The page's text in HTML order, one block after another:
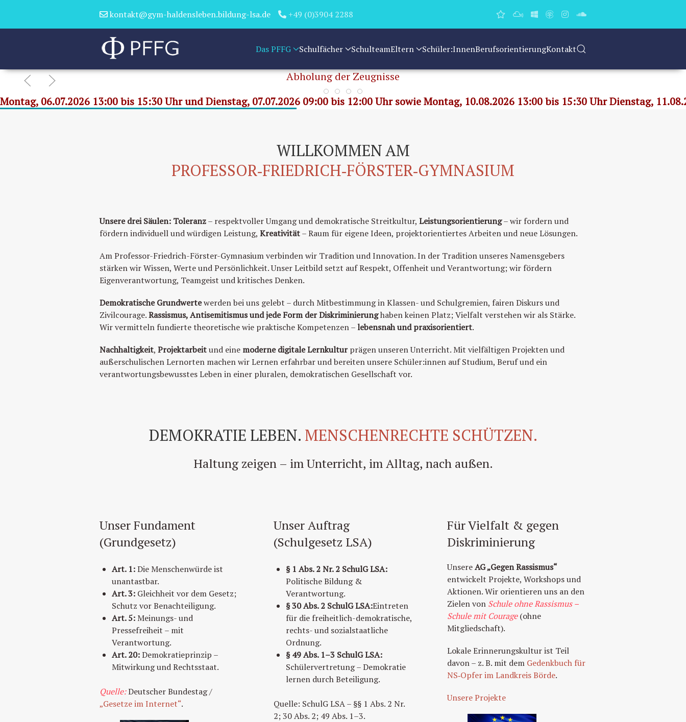
kontakt@gym-haldensleben.bildung-lsa.de +49 (0)3904 2288
Das PFFG Schulfächer SchulteamEltern Schüler:InnenBerufsorientierungKontakt
Abholung der Zeugnisse
Montag, 06.07.2026 13:00 bis 15:30 Uhr und Dienstag, 07.07.2026 09:00 bis 12:00 Uhr sowie Montag, 10.08.2026 13:00 bis 15:30 Uhr Dienstag,
WISSEN ENTFALTEN, WERTE GESTALTEN
TOLERANZ - LEISTUNGSORIENTIERUNG - KREATIVITÄT
WILLKOMMEN AM
PROFESSOR‑FRIEDRICH‑FÖRSTER‑GYMNASIUM
Unsere drei Säulen: Toleranz– respektvoller Umgang und demokratische Streitkultur,Leistungsorientierung– wir fordern und
fördern individuell und würdigen Leistung,Kreativität– Raum für eigene Ideen, projektorientiertes Arbeiten und neue Lösungen.
Am Professor-Friedrich-Förster-Gymnasium verbinden wir Tradition und Innovation. In der Tradition unseres Namensgebers
stärken wir Wissen, Werte und Persönlichkeit. Unser Leitbild setzt auf Respekt, Offenheit und Verantwortung; wir fördern
Eigenverantwortung, Teamgeist und kritisches Denken.
Demokratische Grundwertewerden bei uns gelebt – durch Mitbestimmung in Klassen- und Schulgremien, fairen Diskurs und
Zivilcourage.Rassismus, Antisemitismus und jede Form der Diskriminierunghaben keinen Platz; Vielfalt verstehen wir als Stärke.
Wir vermitteln fundierte theoretische wie praktische Kompetenzen –lebensnah und praxisorientiert.
Nachhaltigkeit,Projektarbeitund eine moderne digitale Lernkulturprägen unseren Unterricht. Mit vielfältigen Projekten und
außerschulischen Lernorten machen wir Lernen erfahrbar und bereiten unsere Schüler:innen auf Studium, Beruf und ein
verantwortungsbewusstes Leben in einer pluralen, demokratischen Gesellschaft vor.
DEMOKRATIE LEBEN. MENSCHENRECHTE SCHÜTZEN.
Haltung zeigen – im Unterricht, im Alltag, nach außen.
Unser Fundament
(Grundgesetz)
Art. 1:Die Menschenwürde ist
unantastbar.
Art. 3: Gleichheit vor dem Gesetz;
Schutz vor Benachteiligung.
Art. 5:Meinungs- und
Pressefreiheit – mit
Verantwortung.
Art. 20:Demokratieprinzip –
Mitwirkung und Rechtsstaat.
Quelle:Deutscher Bundestag /
„Gesetze im Internet“.
Unser Auftrag
(Schulgesetz LSA)
§ 1 Abs. 2 Nr. 2 SchulG LSA:
Politische Bildung &
Verantwortung.
§ 30 Abs. 2 SchulG LSA:Eintreten
für die freiheitlich-demokratische,
rechts- und sozialstaatliche
Ordnung.
§ 49 Abs. 1–3 SchulG LSA:
Schülervertretung – Demokratie
lernen durch Beteiligung.
Quelle: SchulG LSA – §§ 1 Abs. 2 Nr.
2; 30 Abs. 2; 49 Abs. 1–3.
Für Vielfalt & gegen
Diskriminierung
UnsereAG „Gegen Rassismus“
entwickelt Projekte, Workshops und
Aktionen. Wir orientieren uns an den
Zielen von Schule ohne Rassismus –
Schule mit Courage(ohne
Mitgliedschaft).
Lokale Erinnerungskultur ist Teil
davon – z. B. mit dem Gedenkbuch für
NS‑Opfer im Landkreis Börde.
Unsere Projekte